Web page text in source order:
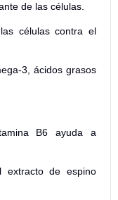
de las células.
células contra el
3, ácidos grasos
B6 ayuda a
extracto de espino